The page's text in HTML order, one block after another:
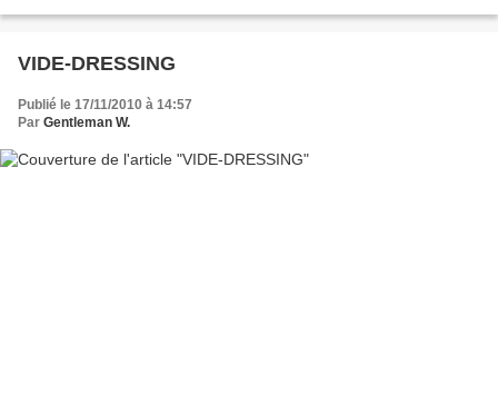
VIDE-DRESSING
Publié le 17/11/2010 à 14:57
Par Gentleman W.